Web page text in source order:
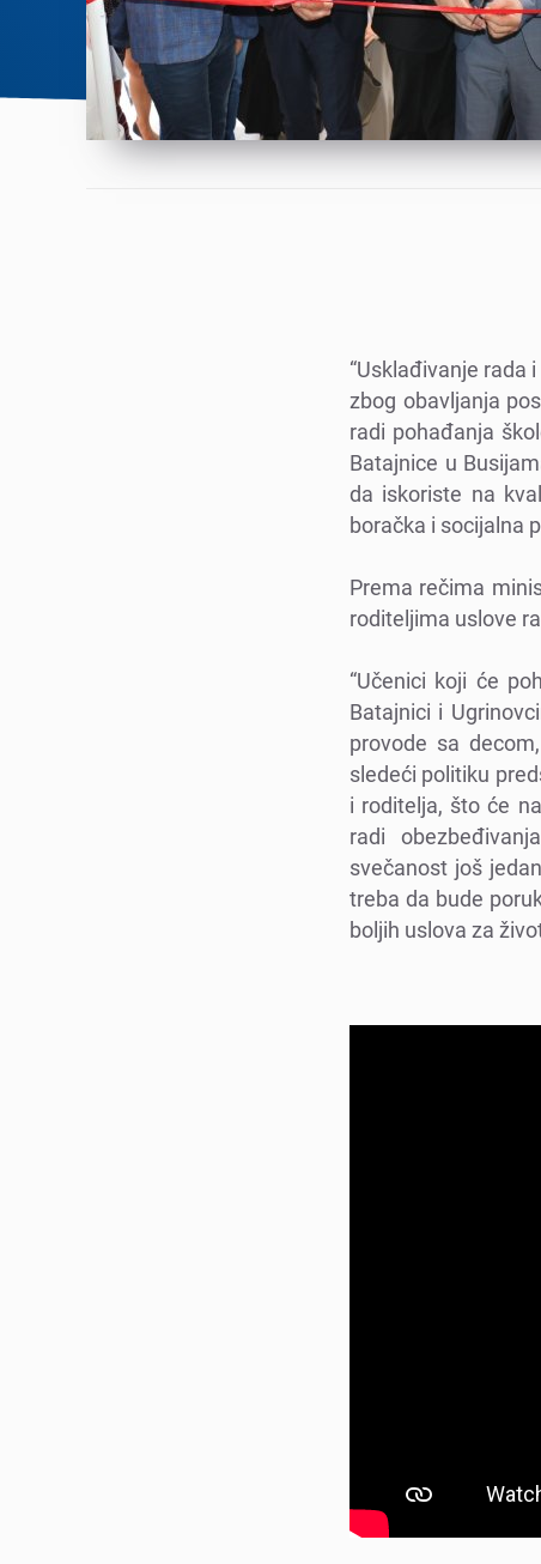
“Usklađivanjе rada
zbog obavljanja
radi pohađanja
Batajnicе u
da iskoristе na
boračka i socijalna
Prеma rеčima
roditеljima uslovе
“Učеnici koji ćе
Batajnici i
provodе sa
slеdеći politiku
i roditеlja, što ćе
radi
svеčanost još
trеba da budе
boljih uslova za